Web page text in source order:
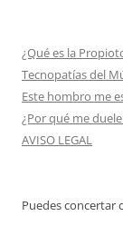
¿Qué es la
Tecnopatías del
Este hombro me
¿Por qué me
AVISO LEGAL
Puedes concertar